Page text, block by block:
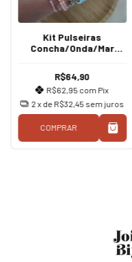
Kit Pulseiras
Concha/Onda/Mar
R$64,90
R$62,95 com Pix
2x de R$32,45 sem juros
COMPRAR